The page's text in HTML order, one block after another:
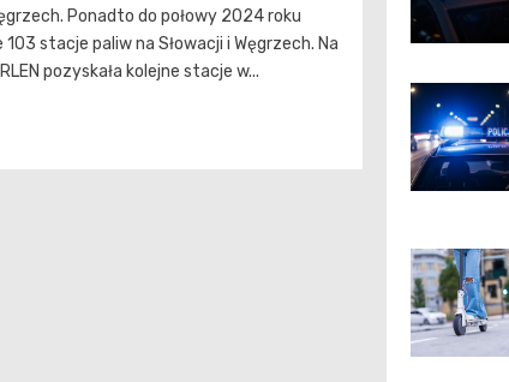
Ponadto do połowy 2024 roku
stacje paliw na Słowacji i Węgrzech. Na
pozyskała kolejne stacje w...